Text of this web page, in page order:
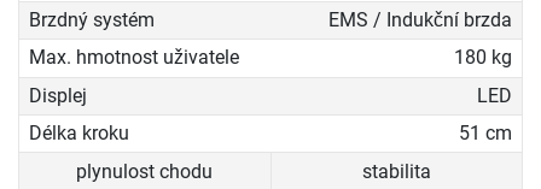
Brzdný systém
EMS / Indukční brzda
Max. hmotnost uživatele
180 kg
Displej
LED
Délka kroku
51 cm
plynulost chodu
stabilita